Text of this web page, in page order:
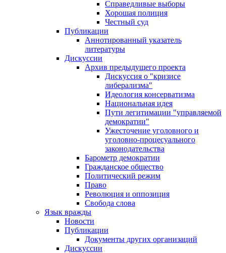
Справедливые выборы
Хорошая полиция
Честный суд
Публикации
Аннотированный указатель
литературы
Дискуссии
Архив предыдущего проекта
Дискуссия о "кризисе
либерализма"
Идеология консерватизма
Национальная идея
Пути легитимации "управляемой
демократии"
Ужесточение уголовного и
уголовно-процесуального
законодательства
Барометр демократии
Гражданское общество
Политический режим
Право
Революция и оппозиция
Свобода слова
Язык вражды
Новости
Публикации
Документы других организаций
Дискуссии